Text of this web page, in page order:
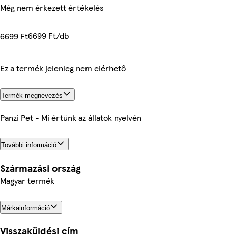
Még nem érkezett értékelés
6699 Ft6699 Ft/db
Ez a termék jelenleg nem elérhető
Termék megnevezés
Panzi Pet - Mi értünk az állatok nyelvén
További információ
Származási ország
Magyar termék
Márkainformáció
Visszaküldési cím